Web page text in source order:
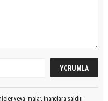
veya imalar, inançlara saldırı